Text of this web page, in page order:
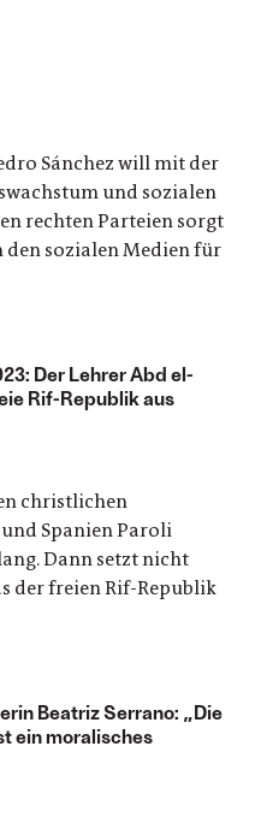
Sánchez will mit der
und sozialen
rechten Parteien sorgt
sozialen Medien für
Der Lehrer Abd el-
Rif-Republik aus
christlichen
Spanien Paroli
Dann setzt nicht
der freien Rif-Republik
Beatriz Serrano: „Die
ein moralisches